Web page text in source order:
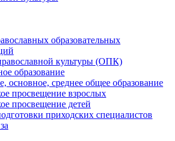
образовательных
культуры (ОПК)
образование
основное, среднее общее образование
просвещение взрослых
просвещение детей
приходских специалистов